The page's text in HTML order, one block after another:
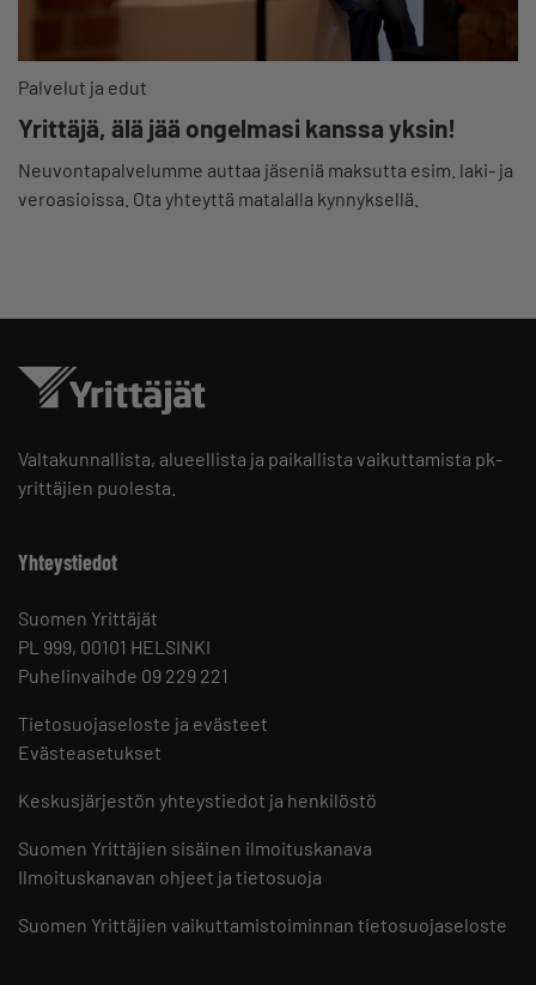
Palvelut ja edut
Yrittäjä, älä jää ongelmasi kanssa yksin!
Neuvontapalvelumme auttaa jäseniä maksutta esim. laki- ja
veroasioissa. Ota yhteyttä matalalla kynnyksellä.
Valtakunnallista, alueellista ja paikallista vaikuttamista pk-
yrittäjien puolesta.
Yhteystiedot
Suomen Yrittäjät
PL 999, 00101 HELSINKI
Puhelinvaihde 09 229 221
Tietosuojaseloste ja evästeet
Evästeasetukset
Keskusjärjestön yhteystiedot ja henkilöstö
Suomen Yrittäjien sisäinen ilmoituskanava
Ilmoituskanavan ohjeet ja tietosuoja
Suomen Yrittäjien vaikuttamistoiminnan tietosuojaseloste